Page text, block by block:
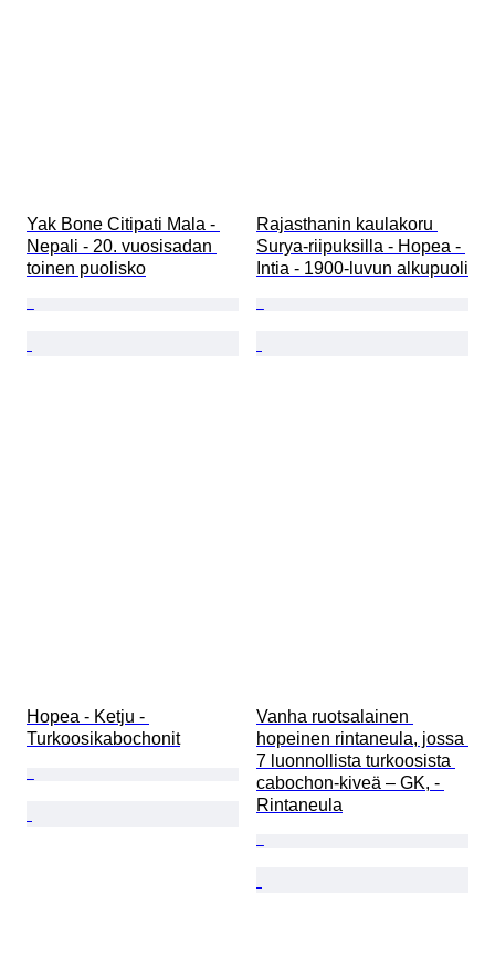
Yak Bone Citipati Mala -
Nepali - 20. vuosisadan
toinen puolisko
Rajasthanin kaulakoru
Surya-riipuksilla - Hopea -
Intia - 1900-luvun alkupuoli
Hopea - Ketju -
Turkoosikabochonit
Vanha ruotsalainen
hopeinen rintaneula, jossa
7 luonnollista turkoosista
cabochon-kiveä – GK, -
Rintaneula